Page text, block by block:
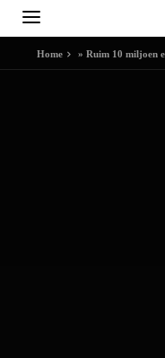
Home » Ruim 10 miljoen